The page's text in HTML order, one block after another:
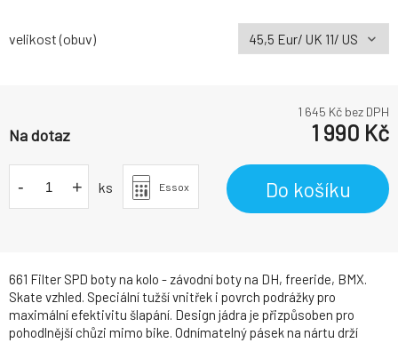
661 Filter SPD boty na kolo - závodní boty na DH, freeride, BMX.
Skate vzhled. Speciální tužší vnitřek i povrch podrážky pro
maximální efektivitu šlapání. Design jádra je přizpůsoben pro
pohodlnější chůzi mimo bike. Odnímatelný pásek na nártu drží
velikost (obuv)
1 645 Kč bez DPH
Na dotaz 1 990 Kč
- + ks Essox Do košíku